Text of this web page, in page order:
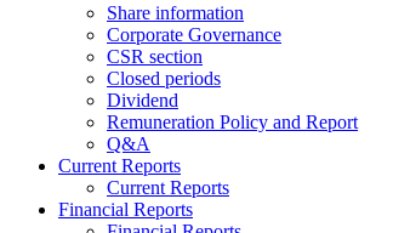
Share information
Corporate Governance
CSR section
Closed periods
Dividend
Remuneration Policy and Report
Q&A
Current Reports
Current Reports
Financial Reports